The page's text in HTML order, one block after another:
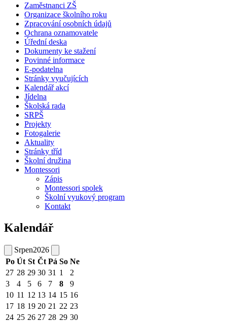
Zaměstnanci ZŠ
Organizace školního roku
Zpracování osobních údajů
Ochrana oznamovatele
Úřední deska
Dokumenty ke stažení
Povinné informace
E-podatelna
Stránky vyučujících
Kalendář akcí
Jídelna
Školská rada
SRPŠ
Projekty
Fotogalerie
Aktuality
Stránky tříd
Školní družina
Montessori
Zápis
Montessori spolek
Školní vyukový program
Kontakt
Kalendář
Srpen2026
Po Út St Čt Pá So Ne
27 28 29 30 31 1
2
3
4 5 6 7 8
9
10 11 12 13 14 15 16
17 18 19 20 21 22 23
24 25 26 27 28 29 30